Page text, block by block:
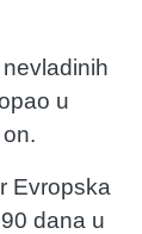
u
Evropska
dana u